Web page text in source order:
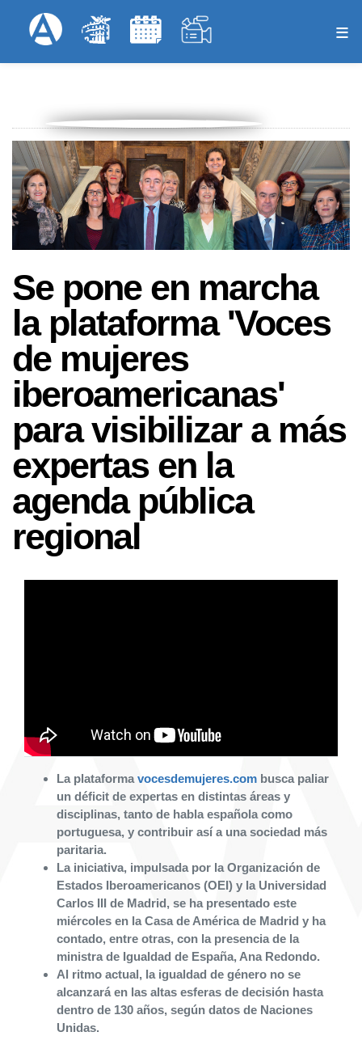
al
Menú Superior
Se pone en marcha
la plataforma 'Voces
de mujeres
iberoamericanas'
para visibilizar a más
expertas en la
agenda pública
regional
La plataforma vocesdemujeres.com busca paliar
un déficit de expertas en distintas áreas y
disciplinas, tanto de habla española como
portuguesa, y contribuir así a una sociedad más
paritaria.
La iniciativa, impulsada por la Organización de
Estados Iberoamericanos (OEI) y la Universidad
Carlos III de Madrid, se ha presentado este
miércoles en la Casa de América de Madrid y ha
contado, entre otras, con la presencia de la
ministra de Igualdad de España, Ana Redondo.
Al ritmo actual, la igualdad de género no se
alcanzará en las altas esferas de decisión hasta
dentro de 130 años, según datos de Naciones
Unidas.